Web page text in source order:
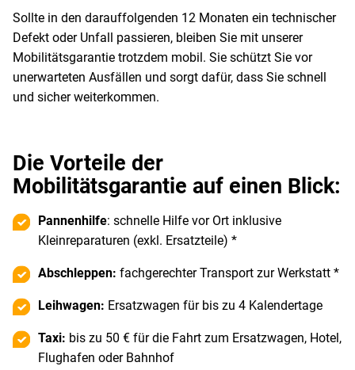
Sollte in den darauffolgenden 12 Monaten ein technischer
Defekt oder Unfall passieren, bleiben Sie mit unserer
Mobilitätsgarantie trotzdem mobil. Sie schützt Sie vor
unerwarteten Ausfällen und sorgt dafür, dass Sie schnell
und sicher weiterkommen.
Die Vorteile der
Mobilitätsgarantie auf einen Blick:
Pannenhilfe: schnelle Hilfe vor Ort inklusive
Kleinreparaturen (exkl. Ersatzteile) *
Abschleppen: fachgerechter Transport zur Werkstatt *
Leihwagen: Ersatzwagen für bis zu 4 Kalendertage
Taxi: bis zu 50 € für die Fahrt zum Ersatzwagen, Hotel,
Flughafen oder Bahnhof